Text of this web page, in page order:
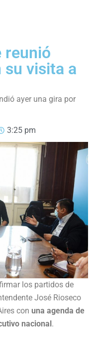
reunió
su visita a
ayer una gira por
3:25 pm
los partidos de
José Rioseco
con una agenda de
nacional.